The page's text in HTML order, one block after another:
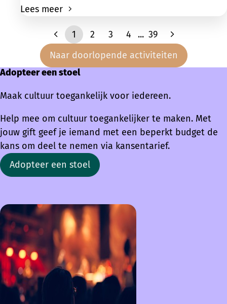
Lees meer
1 2 3 4 ... 39
Naar doorlopende activiteiten
Adopteer een stoel
Maak cultuur toegankelijk voor iedereen.
Help mee om cultuur toegankelijker te maken. Met
jouw gift geef je iemand met een beperkt budget de
kans om deel te nemen via kansentarief.
Adopteer een stoel